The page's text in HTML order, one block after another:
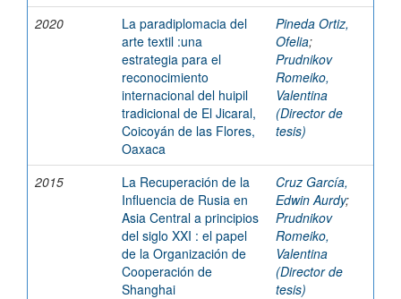
2020
La paradiplomacia del
arte textil :una
estrategia para el
reconocimiento
internacional del huipil
tradicional de El Jicaral,
Coicoyán de las Flores,
Oaxaca
Pineda Ortiz,
Ofelia;
Prudnikov
Romeiko,
Valentina
(Director de
tesis)
2015
La Recuperación de la
Influencia de Rusia en
Asia Central a principios
del siglo XXI : el papel
de la Organización de
Cooperación de
Shanghai
Cruz García,
Edwin Aurdy;
Prudnikov
Romeiko,
Valentina
(Director de
tesis)